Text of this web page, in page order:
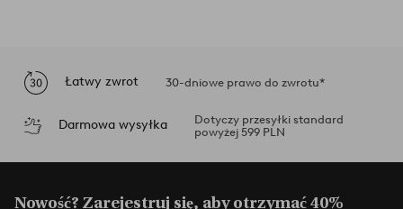
Łatwy zwrot 30-dniowe prawo do zwrotu*
Darmowa wysyłka
Dotyczy przesyłki standard
powyżej 599 PLN
Nowość? Zarejestruj się, aby otrzymać 40%